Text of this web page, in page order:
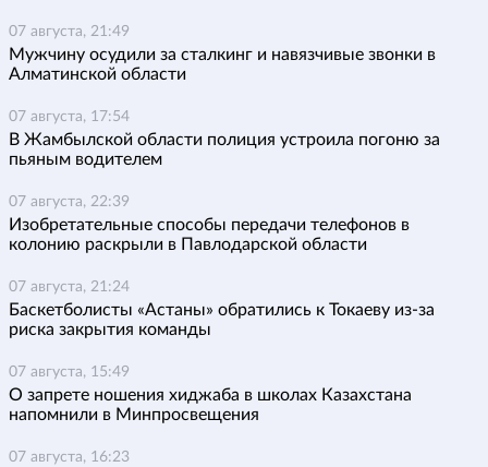
07 августа, 21:49
Мужчину осудили за сталкинг и навязчивые звонки в
Алматинской области
07 августа, 17:54
В Жамбылской области полиция устроила погоню за
пьяным водителем
07 августа, 22:39
Изобретательные способы передачи телефонов в
колонию раскрыли в Павлодарской области
07 августа, 21:24
Баскетболисты «Астаны» обратились к Токаеву из-за
риска закрытия команды
07 августа, 15:49
О запрете ношения хиджаба в школах Казахстана
напомнили в Минпросвещения
07 августа, 16:23